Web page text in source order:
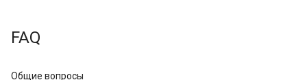
FAQ
Общие вопросы